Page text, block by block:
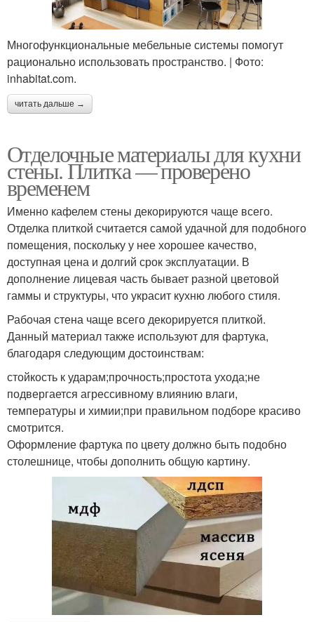
Многофункциональные мебельные системы помогут
рационально использовать пространство. | Фото:
inhabitat.com.
читать дальше →
Отделочные материалы для кухни
стены. Плитка — проверено
временем
Именно кафелем стены декорируются чаще всего.
Отделка плиткой считается самой удачной для подобного
помещения, поскольку у нее хорошее качество,
доступная цена и долгий срок эксплуатации. В
дополнение лицевая часть бывает разной цветовой
гаммы и структуры, что украсит кухню любого стиля.
Рабочая стена чаще всего декорируется плиткой.
Данный материал также используют для фартука,
благодаря следующим достоинствам:
стойкость к ударам;прочность;простота ухода;не
подвергается агрессивному влиянию влаги,
температуры и химии;при правильном подборе красиво
смотрится.
Оформление фартука по цвету должно быть подобно
столешнице, чтобы дополнить общую картину.